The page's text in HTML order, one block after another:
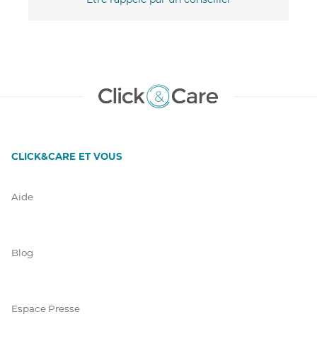
CLICK&CARE ET VOUS
Aide
Blog
Espace Presse